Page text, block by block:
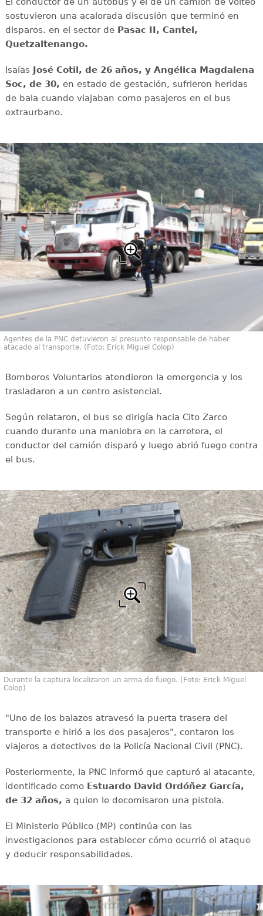
sostuvieron una acalorada discusión que terminó en
disparos. en el sector de Pasac II, Cantel,
Quetzaltenango.
Isaías José Cotil, de 26 años, y Angélica Magdalena
Soc, de 30, en estado de gestación, sufrieron heridas
de bala cuando viajaban como pasajeros en el bus
extraurbano.
Agentes de la PNC detuvieron al presunto responsable de haber
atacado al transporte. (Foto: Erick Miguel Colop)
Bomberos Voluntarios atendieron la emergencia y los
trasladaron a un centro asistencial.
Según relataron, el bus se dirigía hacia Cito Zarco
cuando durante una maniobra en la carretera, el
conductor del camión disparó y luego abrió fuego contra
el bus.
Durante la captura localizaron un arma de fuego. (Foto: Erick Miguel
Colop)
"Uno de los balazos atravesó la puerta trasera del
transporte e hirió a los dos pasajeros", contaron los
viajeros a detectives de la Policía Nacional Civil (PNC).
Posteriormente, la PNC informó que capturó al atacante,
identificado como Estuardo David Ordóñez García,
de 32 años, a quien le decomisaron una pistola.
El Ministerio Público (MP) continúa con las
investigaciones para establecer cómo ocurrió el ataque
y deducir responsabilidades.